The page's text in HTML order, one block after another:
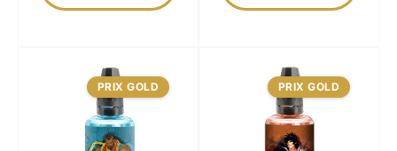
PRIX GOLD PRIX GOLD